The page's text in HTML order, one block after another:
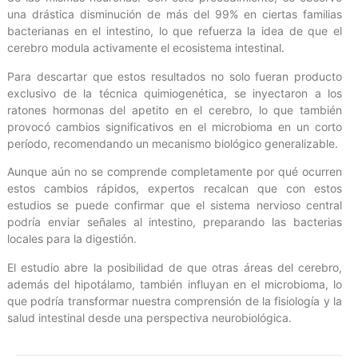
una drástica disminución de más del 99% en ciertas familias
bacterianas en el intestino, lo que refuerza la idea de que el
cerebro modula activamente el ecosistema intestinal.
Para descartar que estos resultados no solo fueran producto
exclusivo de la técnica quimiogenética, se inyectaron a los
ratones hormonas del apetito en el cerebro, lo que también
provocó cambios significativos en el microbioma en un corto
período, recomendando un mecanismo biológico generalizable.
Aunque aún no se comprende completamente por qué ocurren
estos cambios rápidos, expertos recalcan que con estos
estudios se puede confirmar que el sistema nervioso central
podría enviar señales al intestino, preparando las bacterias
locales para la digestión.
El estudio abre la posibilidad de que otras áreas del cerebro,
además del hipotálamo, también influyan en el microbioma, lo
que podría transformar nuestra comprensión de la fisiología y la
salud intestinal desde una perspectiva neurobiológica.